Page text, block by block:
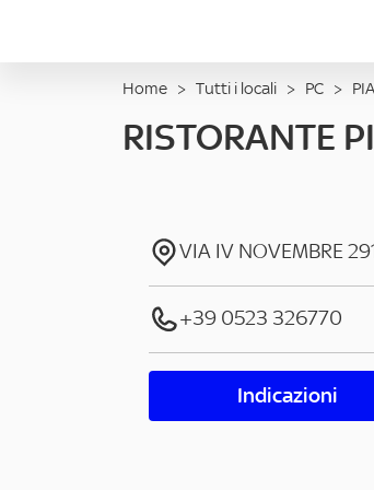
Home > Tutti i locali > PC >
RISTORANTE
VIA IV NOVEMBRE
+39 0523 326770
Indicazioni